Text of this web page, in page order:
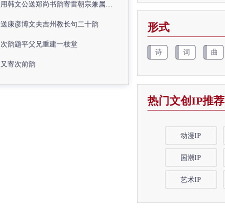
用韩文公送郑尚书韵寄雷朝宗兼属欧阳全真
送康彦博文夫吉州教长句二十韵
次韵题平父兄重建一枝堂
又寄次前韵
形式
诗 词 曲
热门文创IP推荐
动漫IP
国潮IP
艺术IP